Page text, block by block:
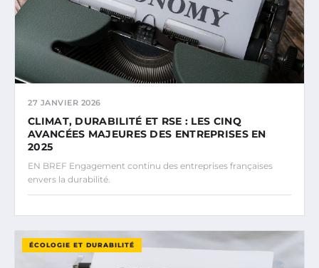
27 JANVIER 2026
CLIMAT, DURABILITÉ ET RSE : LES CINQ
AVANCÉES MAJEURES DES ENTREPRISES EN
2025
EN BREF Engagement continu des entreprises françaises
envers la durabilité.
ÉCOLOGIE ET DURABILITÉ